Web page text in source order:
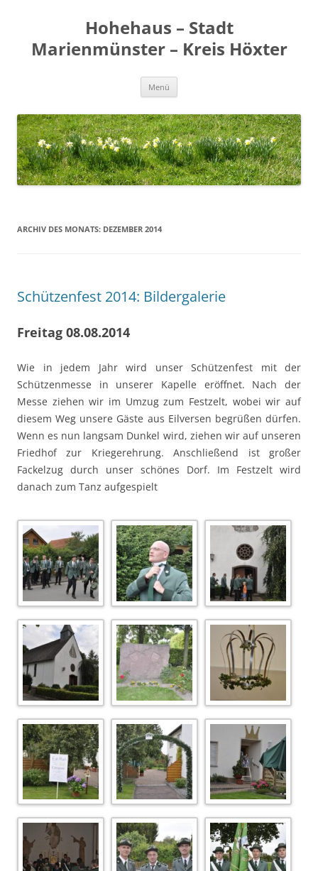
Hohehaus – Stadt
Marienmünster – Kreis Höxter
Menü
ARCHIV DES MONATS: DEZEMBER 2014
Schützenfest 2014: Bildergalerie
Freitag 08.08.2014
Wie in jedem Jahr wird unser Schützenfest mit der
Schützenmesse in unserer Kapelle eröffnet. Nach der
Messe ziehen wir im Umzug zum Festzelt, wobei wir auf
diesem Weg unsere Gäste aus Eilversen begrüßen dürfen.
Wenn es nun langsam Dunkel wird, ziehen wir auf unseren
Friedhof zur Kriegerehrung. Anschließend ist großer
Fackelzug durch unser schönes Dorf. Im Festzelt wird
danach zum Tanz aufgespielt